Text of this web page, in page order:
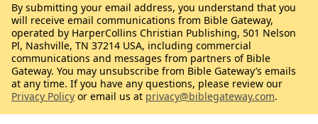
By submitting your email address, you understand that you
will receive email communications from Bible Gateway,
operated by HarperCollins Christian Publishing, 501 Nelson
Pl, Nashville, TN 37214 USA, including commercial
communications and messages from partners of Bible
Gateway. You may unsubscribe from Bible Gateway’s emails
at any time. If you have any questions, please review our
Privacy Policy or email us at privacy@biblegateway.com.